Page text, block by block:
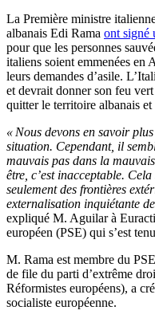
La Première ministre
albanais Edi Rama ont signé
pour que les personnes
italiens soient emmenées en
leurs demandes d’asile.
et devrait donner son feu
quitter le territoire albanais
« Nous devons en savoir
situation. Cependant, il
mauvais pas dans la
être, c’est inacceptable.
seulement des frontières
externalisation inquiétante
expliqué M. Aguilar à
européen (PSE) qui s’est
M. Rama est membre du
de file du parti d’extrême
Réformistes européens), a
socialiste européenne.